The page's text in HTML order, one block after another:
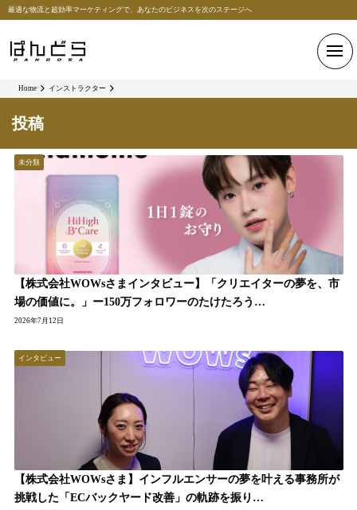
最適な物流と超効率マーケティングで、あなたのビジネスを次のステージへ
Home インストラクター
投稿
【株式会社WOWsさまインタビュー】「クリエイターの夢を、市
場の価値に。」ー150万フォロワーのたけたろう…
2026年7月12日
未分類
【株式会社WOWsさま】インフルエンサーの夢を叶える事務所が
挑戦した「ECバックヤード改善」の軌跡を振り…
インタビュー